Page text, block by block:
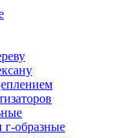
образные